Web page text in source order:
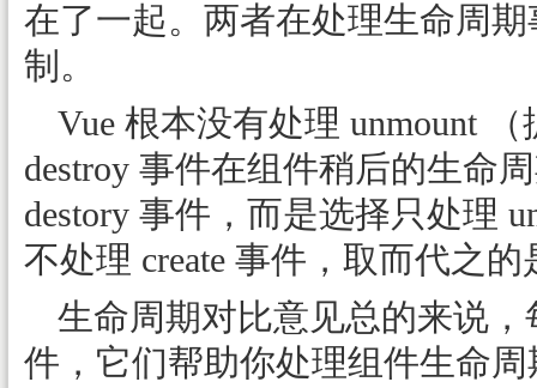
在了一起。两者在处理生命周
制。
Vue 根本没有处理 unmount
destroy 事件在组件稍后的生命
destory 事件，而是选择只处理
不处理 create 事件，取而代之
生命周期对比意见总的来说
件，它们帮助你处理组件生命